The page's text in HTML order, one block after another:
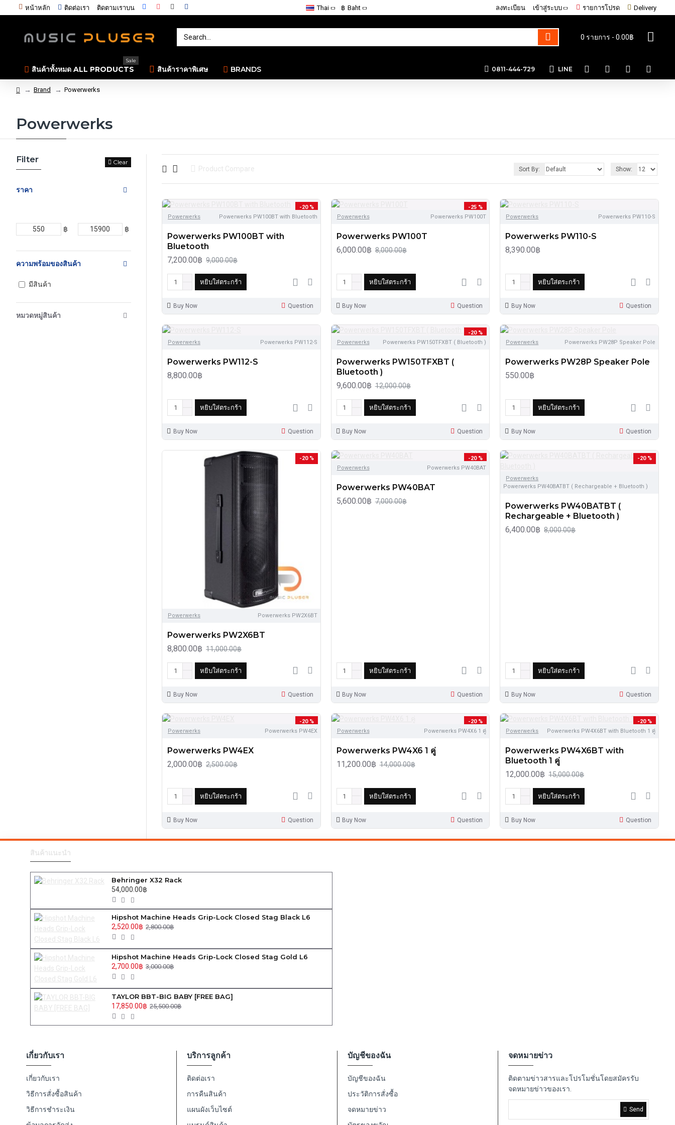
หน้าหลัก ติดต่อเรา ติดตามเราบน Thai ฿ Baht ลงทะเบียน เข้าสู่ระบบ รายการโปรด Delivery
0 รายการ - 0.00฿
สินค้าทั้งหมด ALL PRODUCTS
Sale
สินค้าราคาพิเศษ BRANDS 0811-444-729 LINE
Brand Powerwerks
Powerwerks
Filter Clear
ราคา
฿ ฿
หมวดหมู่สินค้า
ความพร้อมของสินค้า
มีสินค้า
Product Compare Sort By: Show:
-20 %
Powerwerks
Powerwerks PW100BT with Bluetooth
Powerwerks PW100BT with
Bluetooth
7,200.00฿ 9,000.00฿
หยิบใส่ตระกร้า
Buy Now Question
-25 %
Powerwerks
Powerwerks PW100T
Powerwerks PW100T
6,000.00฿ 8,000.00฿
หยิบใส่ตระกร้า
Buy Now Question
Powerwerks Powerwerks PW110-S
Powerwerks PW110-S
8,390.00฿
หยิบใส่ตระกร้า
Buy Now Question
Powerwerks Powerwerks PW112-S
Powerwerks PW112-S
8,800.00฿
หยิบใส่ตระกร้า
Buy Now Question
-20 %
Powerwerks
Powerwerks PW150TFXBT ( Bluetooth )
Powerwerks PW150TFXBT (
Bluetooth )
9,600.00฿ 12,000.00฿
หยิบใส่ตระกร้า
Buy Now Question
Powerwerks Powerwerks PW28P Speaker Pole
Powerwerks PW28P Speaker Pole
550.00฿
หยิบใส่ตระกร้า
Buy Now Question
-20 %
Powerwerks Powerwerks PW2X6BT
Powerwerks PW2X6BT
8,800.00฿ 11,000.00฿
หยิบใส่ตระกร้า
Buy Now Question
-20 %
Powerwerks
Powerwerks PW40BAT
Powerwerks PW40BAT
5,600.00฿ 7,000.00฿
หยิบใส่ตระกร้า
Buy Now Question
-20 %
Powerwerks
Powerwerks PW40BATBT ( Rechargeable + Bluetooth )
Powerwerks PW40BATBT (
Rechargeable + Bluetooth )
6,400.00฿ 8,000.00฿
หยิบใส่ตระกร้า
Buy Now Question
-20 %
Powerwerks
Powerwerks PW4EX
Powerwerks PW4EX
2,000.00฿ 2,500.00฿
หยิบใส่ตระกร้า
Buy Now Question
-20 %
Powerwerks
Powerwerks PW4X6 1 คู่
Powerwerks PW4X6 1 คู่
11,200.00฿ 14,000.00฿
หยิบใส่ตระกร้า
Buy Now Question
-20 %
Powerwerks
Powerwerks PW4X6BT with Bluetooth 1 คู่
Powerwerks PW4X6BT with
Bluetooth 1 คู่
12,000.00฿ 15,000.00฿
หยิบใส่ตระกร้า
Buy Now Question
สินค้าแนะนำ
Behringer X32 Rack
54,000.00฿
Hipshot Machine Heads Grip-Lock Closed Stag Black L6
2,520.00฿ 2,800.00฿
Hipshot Machine Heads Grip-Lock Closed Stag Gold L6
2,700.00฿ 3,000.00฿
TAYLOR BBT-BIG BABY [FREE BAG]
17,850.00฿ 25,500.00฿
เกี่ยวกับเรา
เกี่ยวกับเรา
วิธีการสั่งซื้อสินค้า
วิธีการชำระเงิน
บริการลูกค้า
ติดต่อเรา
การคืนสินค้า
แผนผังเว็บไซต์
บัญชีของฉัน
บัญชีของฉัน
ประวัติการสั่งซื้อ
จดหมายข่าว
จดหมายข่าว
ติดตามข่าวสารและโปรโมชั่นโดยสมัครรับ
จดหมายข่าวของเรา.
Send